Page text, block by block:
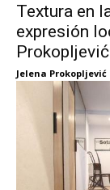
Textura en
expresión
Prokopljević
Jelena Prokopljević